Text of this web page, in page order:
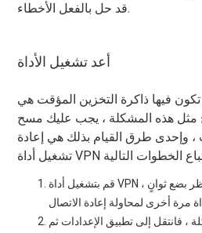
قد حل بالفعل الأخطاء.
أعد تشغيل الأداة
فيها ذاكرة التخزين المؤقت هي
مثل هذه المشكلة ، يجب عليك مسح
، وإحدى طرق القيام بذلك هي إعادة
قم بتشغيل أداة VPN التي تستخدمها ، وأغلقها ، وانتظر بضع ثوانٍ ،
، فانتقل إلى تطبيق الإعدادات ثم